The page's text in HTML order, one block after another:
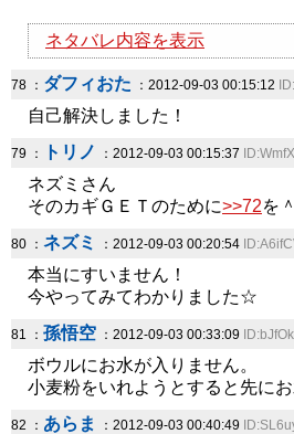
ネタバレ内容を表示
78 ： ダフィおた ：2012-09-03 00:15:12
自己解決しました！
79 ： トリノ ：2012-09-03 00:15:37
ネズミさん
そのカギＧＥＴのために>>72を
80 ： ネズミ ：2012-09-03 00:20:54
本当にすいません！
今やってみてわかりました☆
81 ： 孫悟空 ：2012-09-03 00:33:09
ボウルにお水が入りません。
小麦粉をいれようとすると先にお
82 ： あらま ：2012-09-03 00:40:49